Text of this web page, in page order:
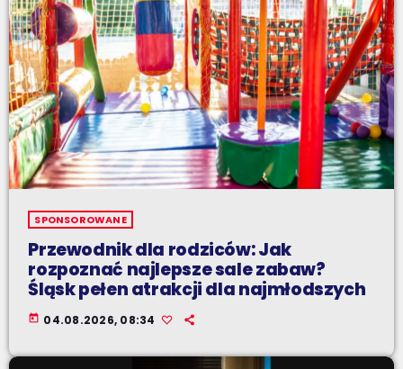
SPONSOROWANE
Przewodnik dla rodziców: Jak
rozpoznać najlepsze sale zabaw?
Śląsk pełen atrakcji dla najmłodszych
today 04.08.2026, 08:34